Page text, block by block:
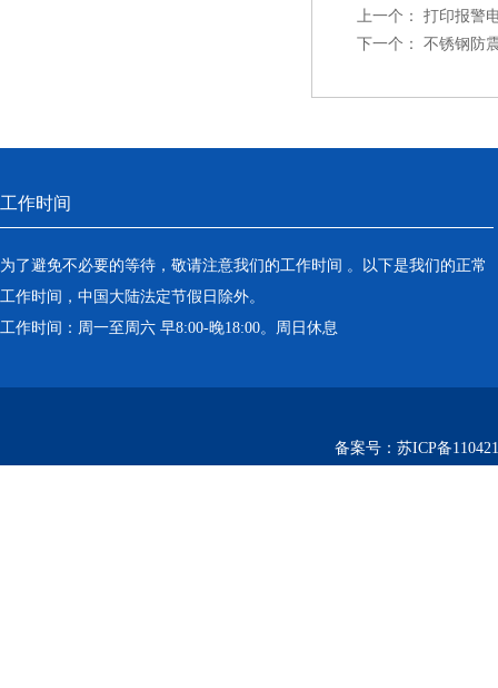
上一个：
打印报警
下一个：
不锈钢防
工作时间
为了避免不必要的等待，敬请注意我们的工作时间 。以下是我们的正常
工作时间，中国大陆法定节假日除外。
工作时间：周一至周六 早8:00-晚18:00。周日休息
备案号： 苏ICP备